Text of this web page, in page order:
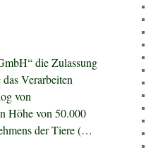
die Zulassung
Verarbeiten
von
Höhe von 50.000
der Tiere (…